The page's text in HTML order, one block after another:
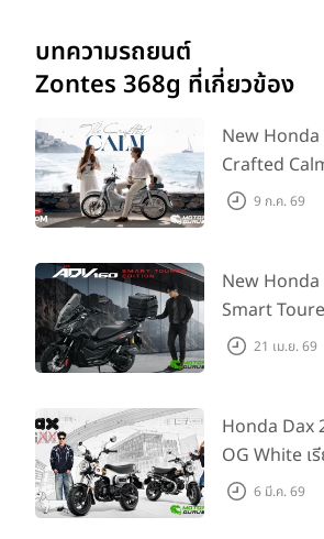
บทความรถยนต์
Zontes 368g ที่เกี่ยวข้อง
New Honda
Crafted
Edition ถ่าย
House
ประเทศ
9 ก.ค. 69
New Honda
Smart
ระดับสายแอด
บาท
21 เม.ย. 69
Honda Dax
OG White เ
ฉาย และ สีดำ
6 มี.ค. 69